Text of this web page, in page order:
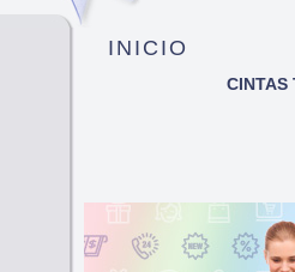
INICIO
CINTAS